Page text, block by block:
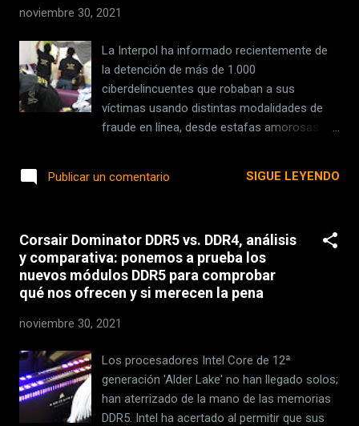
aspectos", y que en muchos sentidos es un
ofrece otra perspectiva a la hora de hacerlo
todo". "Cientos de horas" Como ya es
habitual en los juegos de mundo abierto de
la compañía, sus responsables garantizan
cientos de horas de juego, en mundos en los
noviembre 30, 2021
La Interpol ha informado recientemente de
la detención de más de 1.000
ciberdelincuentes que robaban a sus
víctimas usando distintas modalidades de
fraude en línea, desde estafas amorosas a
a algunos de estos criminales fue el
dispositivo de las víctimas, instalaba un
malware que secuestraba sus datos
bancarios y los usaba para distintas
compras . En esta macrooperación, en la
que han participado agentes de 20 países
dólares. En una nota , la Interpol explica que
esta operación es la segunda de un
proyecto que lleva en marcha desde hace
tres años para combatir delitos financieros
Publicar un comentario SIGUE LEYENDO
Corsair Dominator DDR5 vs. DDR4, análisis
y comparativa: ponemos a prueba los
nuevos módulos DDR5 para comprobar
qué nos ofrecen y si merecen la pena
noviembre 30, 2021
Los procesadores Intel Core de 12ª
generación 'Alder Lake' no han llegado solos;
han aterrizado de la mano de las memorias
DDR5. Intel ha acertado al permitir que sus